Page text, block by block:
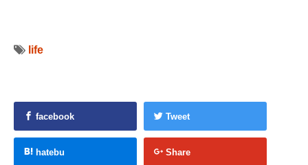
life
facebook Tweet
hatebu Share